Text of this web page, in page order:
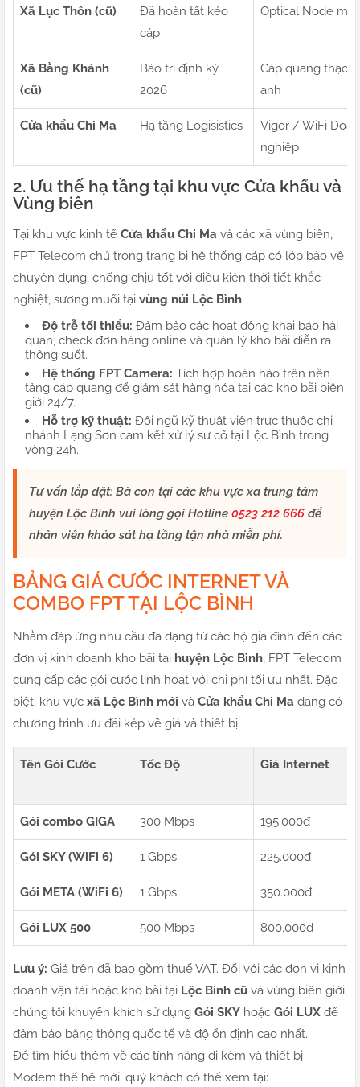
Xã Lục Thôn (cũ)
Đã hoàn tất kéo
cáp
Optical Node mới
Xã Bằng Khánh
(cũ)
Bảo trì định kỳ
2026
Cáp quang thạch
anh
Cửa khẩu Chi Ma Hạ tầng Logisistics
Vigor / WiFi
nghiệp
2. Ưu thế hạ tầng tại khu vực Cửa khẩu và
Vùng biên
Tại khu vực kinh tế Cửa khẩu Chi Ma và các xã vùng biên,
FPT Telecom chú trọng trang bị hệ thống cáp có lớp bảo vệ
chuyên dụng, chống chịu tốt với điều kiện thời tiết khắc
nghiệt, sương muối tại vùng núi Lộc Bình:
Độ trễ tối thiểu: Đảm bảo các hoạt động khai báo hải
quan, check đơn hàng online và quản lý kho bãi diễn ra
thông suốt.
Hệ thống FPT Camera: Tích hợp hoàn hảo trên nền
tảng cáp quang để giám sát hàng hóa tại các kho bãi biên
giới 24/7.
Hỗ trợ kỹ thuật: Đội ngũ kỹ thuật viên trực thuộc chi
nhánh Lạng Sơn cam kết xử lý sự cố tại Lộc Bình trong
vòng 24h.
Tư vấn lắp đặt: Bà con tại các khu vực xa trung tâm
huyện Lộc Bình vui lòng gọi Hotline 0523 212 666 để
nhân viên khảo sát hạ tầng tận nhà miễn phí.
BẢNG GIÁ CƯỚC INTERNET VÀ
COMBO FPT TẠI LỘC BÌNH
Nhằm đáp ứng nhu cầu đa dạng từ các hộ gia đình đến các
đơn vị kinh doanh kho bãi tại huyện Lộc Bình, FPT Telecom
cung cấp các gói cước linh hoạt với chi phí tối ưu nhất. Đặc
biệt, khu vực xã Lộc Bình mới và Cửa khẩu Chi Ma đang có
chương trình ưu đãi kép về giá và thiết bị.
Tên Gói Cước Tốc Độ Giá Internet
Gói combo GIGA 300 Mbps 195.000đ
Gói SKY (WiFi 6) 1 Gbps 225.000đ
Gói META (WiFi 6) 1 Gbps 350.000đ
Gói LUX 500 500 Mbps 800.000đ
Lưu ý: Giá trên đã bao gồm thuế VAT. Đối với các đơn vị kinh
doanh vận tải hoặc kho bãi tại Lộc Bình cũ và vùng biên giới,
chúng tôi khuyến khích sử dụng Gói SKY hoặc Gói LUX để
đảm bảo băng thông quốc tế và độ ổn định cao nhất.
Để tìm hiểu thêm về các tính năng đi kèm và thiết bị
Modem thế hệ mới, quý khách có thể xem tại: